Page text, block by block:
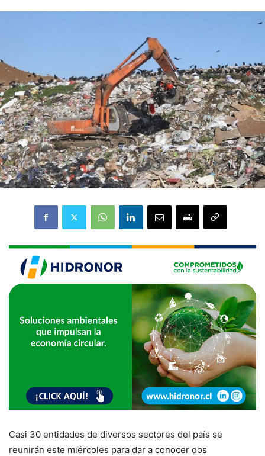
Casi 30 entidades de diversos sectores del país se
reunirán este miércoles para dar a conocer dos